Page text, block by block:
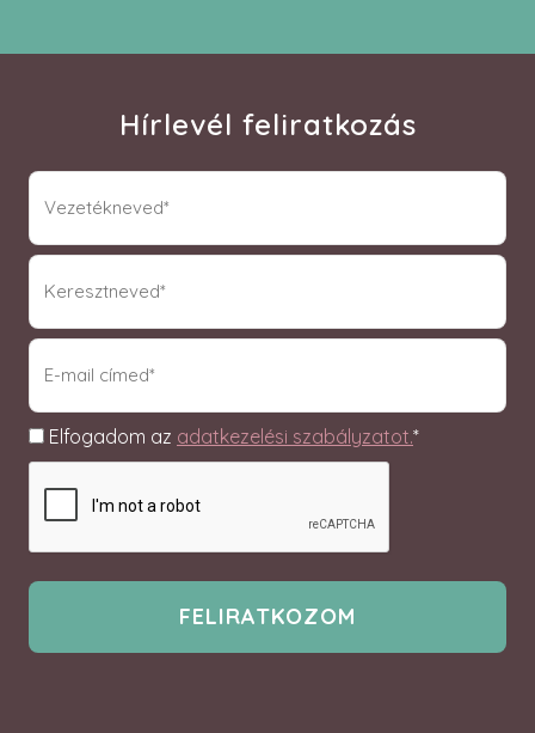
Hírlevél feliratkozás
vnev
(Required)
knev
(Required)
email
(Required)
Adatkezelés
Elfogadom az adatkezelési szabályzatot.*